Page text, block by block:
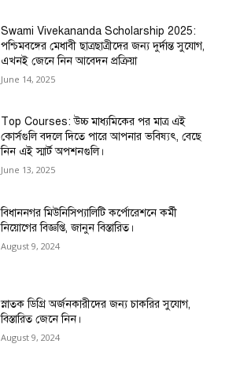
Swami Vivekananda Scholarship 2025:
পশ্চিমবঙ্গের মেধাবী ছাত্রছাত্রীদের জন্য দুর্দান্ত সুযোগ,
এখনই জেনে নিন আবেদন প্রক্রিয়া
June 14, 2025
Top Courses: উচ্চ মাধ্যমিকের পর মাত্র এই
কোর্সগুলি বদলে দিতে পারে আপনার ভবিষ্যৎ, বেছে
নিন এই স্মার্ট অপশনগুলি।
June 13, 2025
বিধাননগর মিউনিসিপ্যালিটি কর্পোরেশনে কর্মী
নিয়োগের বিজ্ঞপ্তি, জানুন বিস্তারিত।
August 9, 2024
স্নাতক ডিগ্রি অর্জনকারীদের জন্য চাকরির সুযোগ,
বিস্তারিত জেনে নিন।
August 9, 2024